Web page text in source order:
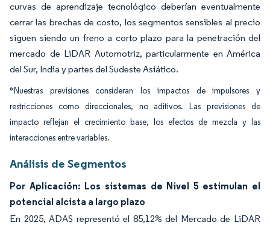
curvas de aprendizaje tecnológico deberían eventualmente
cerrar las brechas de costo, los segmentos sensibles al precio
siguen siendo un freno a corto plazo para la penetración del
mercado de LiDAR Automotriz, particularmente en América
del Sur, India y partes del Sudeste Asiático.
*Nuestras previsiones consideran los impactos de impulsores y
restricciones como direccionales, no aditivos. Las previsiones de
impacto reflejan el crecimiento base, los efectos de mezcla y las
interacciones entre variables.
Análisis de Segmentos
Por Aplicación: Los sistemas de Nivel 5 estimulan el
potencial alcista a largo plazo
En 2025, ADAS representó el 85,12% del Mercado de LiDAR